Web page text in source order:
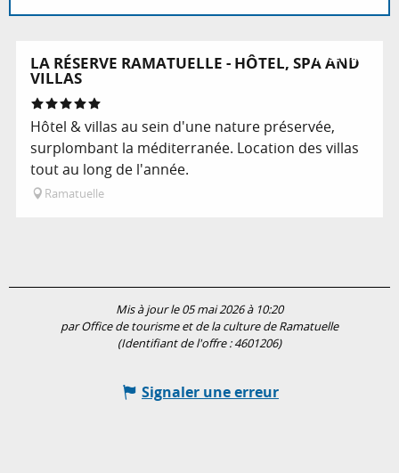
LA RÉSERVE RAMATUELLE - HÔTEL, SPA AND
VILLAS
Hôtel & villas au sein d'une nature préservée,
surplombant la méditerranée. Location des villas
tout au long de l'année.
Ramatuelle
Réservable
Mis à jour le 05 mai 2026 à 10:20
par Office de tourisme et de la culture de Ramatuelle
(Identifiant de l'offre :4601206)
Signaler une erreur